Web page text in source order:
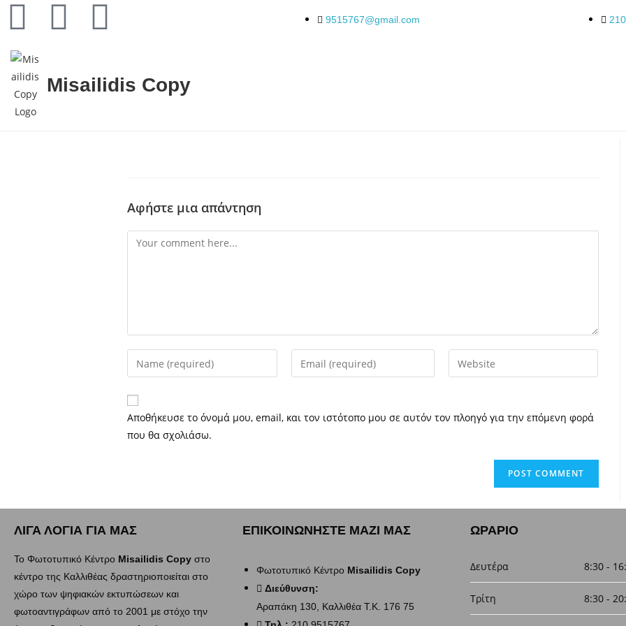
9515767@gmail.com
Misailidis Copy
Αφήστε μια απάντηση
Αποθήκευσε το όνομά μου, email, και τον ιστότοπο μου σε αυτόν τον πλοηγό για την επόμενη φορά
που θα σχολιάσω.
ΛΙΓΑ ΛΟΓΙΑ ΓΙΑ ΜΑΣ
Το Φωτοτυπικό Κέντρο Misailidis Copy στο
κέντρο της Καλλιθέας δραστηριοποιείται στο
χώρο των ψηφιακών εκτυπώσεων και
φωτοαντιγράφων από το 2001 με στόχο την
ΕΠΙΚΟΙΝΩΝΗΣΤΕ ΜΑΖΙ ΜΑΣ
Φωτοτυπικό Κέντρο Misailidis Copy
Διεύθυνση:
Αραπάκη 130, Καλλιθέα Τ.Κ. 176 75
ΩΡΑΡΙΟ
Δευτέρα 8:30 -
Τρίτη 8:30 -